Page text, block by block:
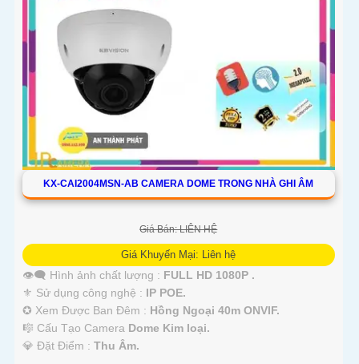
KX-CAI2004MSN-AB CAMERA DOME TRONG NHÀ GHI ÂM
Giá Bán: LIÊN HỆ
Giá Khuyến Mại: Liên hệ
👁️‍🗨 Hình ảnh chất lượng : FULL HD 1080P .
⚜️ Sử dụng công nghệ : IP POE.
✪ Xem Được Ban Đêm : Hồng Ngoại 40m ONVIF.
🎼️ Cấu Tạo Camera Dome Kim loại.
️💎 Đặt Điểm : Thu Âm.